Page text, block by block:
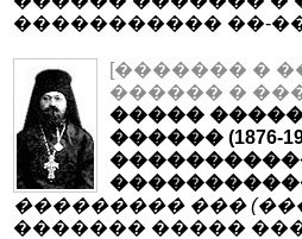
����������� ��-
[������� �
������ �
�����
������ (1876-
��������� ���
������� �����